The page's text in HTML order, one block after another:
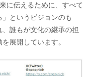
に伝えるために、すべて
というビジョンのも
誰もが文化の継承の担
展開しています。